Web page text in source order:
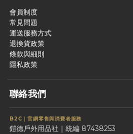
會員制度
常見問題
運送服務方式
退換貨政策
條款與細則
隱私政策
聯絡我們
B2C｜官網零售與消費者服務
鎧德戶外用品社｜統編 87438253